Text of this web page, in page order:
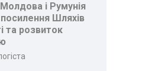
і Румунія
Шляхів
та розвиток